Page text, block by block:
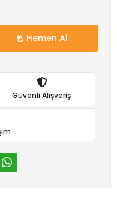
Hemen Al
Güvenli Alışveriş